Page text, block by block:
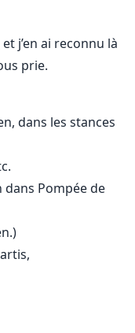
j’en ai reconnu là
prie.
dans les stances
dans Pompée de